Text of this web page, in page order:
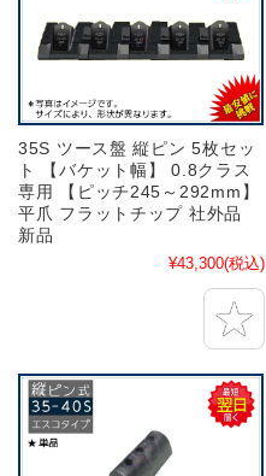
35S ツース盤 縦ピン 5枚セッ
ト 【バケット幅】 0.8クラス
専用 【ピッチ245～292mm】
平爪 フラットチップ 社外品
新品
¥43,300(税込)